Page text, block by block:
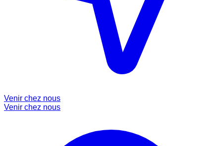
Venir chez nous
Venir chez nous